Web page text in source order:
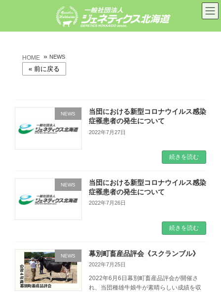
ン
ー
HOME » NEWS
NEWS
当団における新型コロナウイルス感染
症罹患者の発生について
2022年7月27日
続きを読む
NEWS
当団における新型コロナウイルス感染
症罹患者の発生について
2022年7月26日
続きを読む
NEWS 幕別町畜産品評会《スクランブル》
2022年7月25日
2022年6月6日幕別町畜産品評会が開催さ
れ、当団種雄牛娘牛が素晴らしい成績を収